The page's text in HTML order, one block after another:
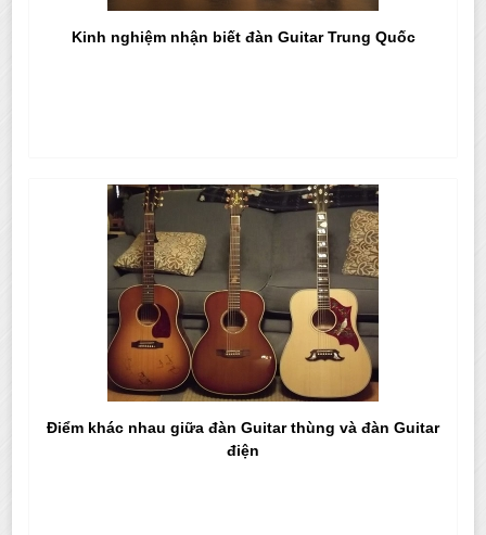
Kinh nghiệm nhận biết đàn Guitar Trung Quốc
Điểm khác nhau giữa đàn Guitar thùng và đàn Guitar
điện